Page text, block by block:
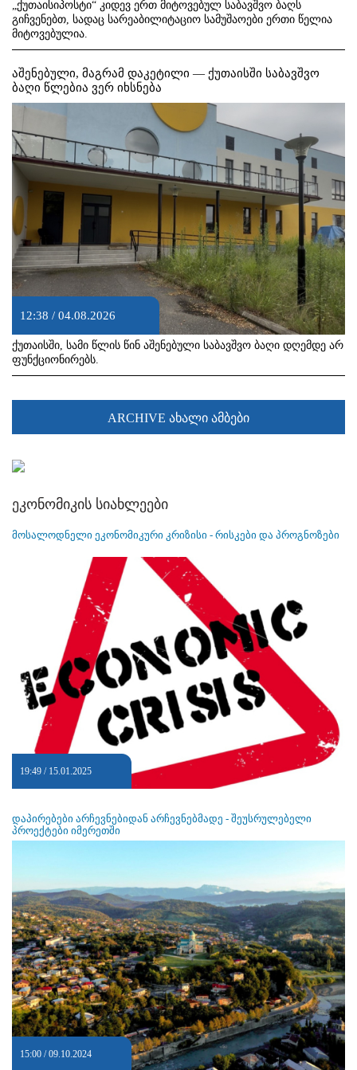
„ქუთაისიპოსტი“ კიდევ ერთ მიტოვებულ საბავშვო ბაღს
გიჩვენებთ, სადაც სარეაბილიტაციო სამუშაოები ერთი წელია
მიტოვებულია.
აშენებული, მაგრამ დაკეტილი — ქუთაისში საბავშვო
ბაღი წლებია ვერ იხსნება
12:38 / 04.08.2026
ქუთაისში, სამი წლის წინ აშენებული საბავშვო ბაღი დღემდე არ
ფუნქციონირებს.
ARCHIVE ახალი ამბები
ეკონომიკის სიახლეები
მოსალოდნელი ეკონომიკური კრიზისი - რისკები და პროგნოზები
19:49 / 15.01.2025
დაპირებები არჩევნებიდან არჩევნებმადე - შეუსრულებელი
პროექტები იმერეთში
15:00 / 09.10.2024